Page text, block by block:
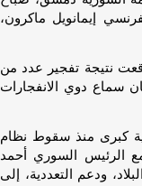
إيمانويل ماكرون،
نتيجة تفجير عدد من
سماع دوي الانفجارات
كبرى منذ سقوط نظام
مباحثات مع الرئيس السوري أحمد
ودعم التعددية، إلى